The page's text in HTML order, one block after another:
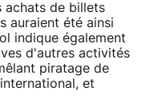
achats de billets
auraient été ainsi
indique également
d'autres activités
piratage de
et